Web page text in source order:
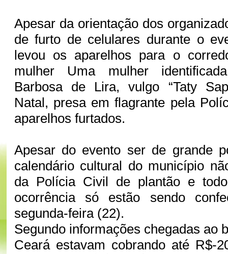
Apesar da orientação dos
de furto de celulares durante o
levou os aparelhos para o
mulher Uma mulher
Barbosa de Lira, vulgo “Taty
Natal, presa em flagrante pela
aparelhos furtados.
Apesar do evento ser de grande
calendário cultural do município
da Polícia Civil de plantão e
ocorrência só estão sendo
segunda-feira (22).
Segundo informações chegadas ao
Ceará estavam cobrando até R$-